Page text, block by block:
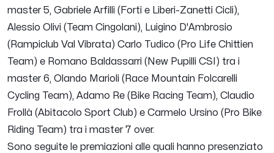
master 5, Gabriele Arfilli (Forti e Liberi-Zanetti Cicli),
Alessio Olivi (Team Cingolani), Luigino D'Ambrosio
(Rampiclub Val Vibrata) Carlo Tudico (Pro Life Chittien
Team) e Romano Baldassarri (New Pupilli CSI) tra i
master 6, Olando Marioli (Race Mountain Folcarelli
Cycling Team), Adamo Re (Bike Racing Team), Claudio
Frollà (Abitacolo Sport Club) e Carmelo Ursino (Pro Bike
Riding Team) tra i master 7 over.
Sono seguite le premiazioni alle quali hanno presenziato